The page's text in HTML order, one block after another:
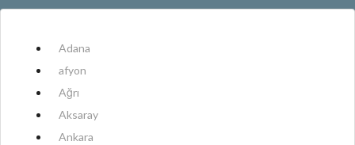
Adana
afyon
Ağrı
Aksaray
Ankara